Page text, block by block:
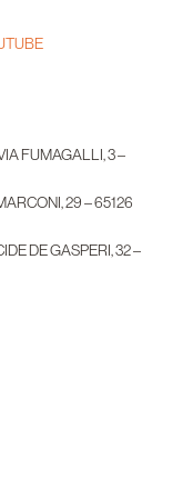
FUMAGALLI, 3 –
29 – 65126
DE GASPERI, 32 –